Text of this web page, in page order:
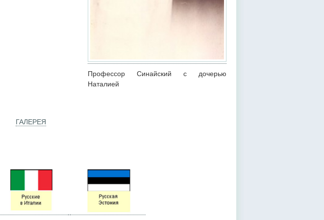
Профессор Синайский с дочерью
Наталией
ГАЛЕРЕЯ